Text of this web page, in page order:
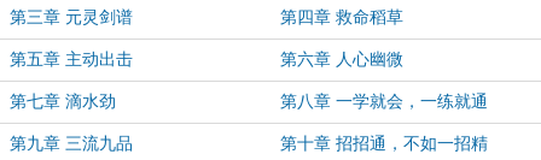
第三章 元灵剑谱 第四章 救命稻草
第五章 主动出击 第六章 人心幽微
第七章 滴水劲 第八章 一学就会，一练就通
第九章 三流九品 第十章 招招通，不如一招精